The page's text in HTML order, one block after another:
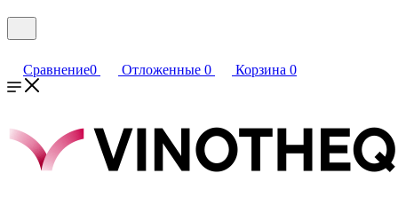
Сравнение0 Отложенные 0 Корзина 0